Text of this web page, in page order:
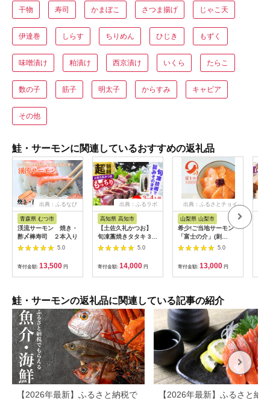
干物 寿司 かまぼこ さつま揚げ じゃこ天
伊達巻 しらす ちりめん ひじき もずく
味噌漬け 粕漬け 西京漬け いくら たらこ
数の子 筋子 明太子 からすみ キャビア
その他
鮭・サーモンに関連しているおすすめの返礼品
出典：ふるなび
青森県 むつ市
渓流サーモン 焼き・
酢〆棒寿司 ２本入り
5.0
寄付金額: 13,500 円
出典：ふるラボ
高知県 高知市
【土佐久礼かつお】
旬凍藁焼きタタキ 3〜
4人前（約400g） / 高
知 土佐 久礼 かつお
カツオ 鰹 たたき タタ
キ 海鮮 魚 刺身 【株
式会社ジャパンダイニ
5.0
寄付金額: 14,000 円
出典：ふるさとチョイ
山梨県 山梨市
希少!ご当地サーモン
「富士の介」(刺
身)240g(80g×3)少量
パックを冷凍便でお届
け【1460519】
5.0
寄付金額: 13,000 円
鮭・サーモンの返礼品に関連している記事の紹介
【2026年最新】ふるさと納税で
【2026年最新】ふるさと納